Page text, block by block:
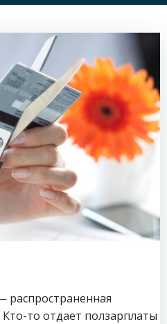
то отдает ползарплаты